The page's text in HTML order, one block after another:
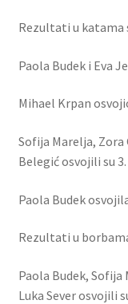
Rezultati u katama
Paola Budek i Eva
Mihael Krpan
Sofija Marelja, Zora
Belegić osvojili su
Paola Budek
Rezultati u
Paola Budek,
Luka Sever osvojili